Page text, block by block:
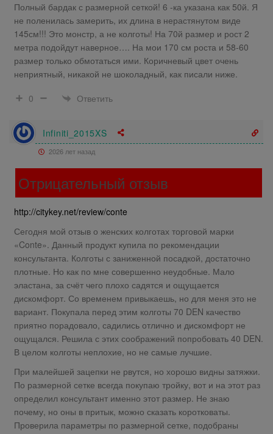
Полный бардак с размерной сеткой! 6 -ка указана как 50й. Я
не поленилась замерить, их длина в нерастянутом виде
145см!!! Это монстр, а не колготы! На 70й размер и рост 2
метра подойдут наверное…. На мои 170 см роста и 58-60
размер только обмотаться ими. Коричневый цвет очень
неприятный, никакой не шоколадный, как писали ниже.
0
Ответить
Infiniti_2015XS
2026 лет назад
Отрицательный отзыв
http://citykey.net/review/conte
Сегодня мой отзыв о женских колготах торговой марки
«Conte». Данный продукт купила по рекомендации
консультанта. Колготы с заниженной посадкой, достаточно
плотные. Но как по мне совершенно неудобные. Мало
эластана, за счёт чего плохо садятся и ощущается
дискомфорт. Со временем привыкаешь, но для меня это не
вариант. Покупала перед этим колготы 70 DEN качество
приятно порадовало, садились отлично и дискомфорт не
ощущался. Решила с этих соображений попробовать 40 DEN.
В целом колготы неплохие, но не самые лучшие.
При малейшей зацепки не рвутся, но хорошо видны затяжки.
По размерной сетке всегда покупаю тройку, вот и на этот раз
определил консультант именно этот размер. Не знаю
почему, но оны в притык, можно сказать коротковаты.
Проверила параметры по размерной сетке, подобраны